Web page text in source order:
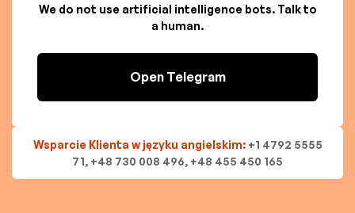
We do not use artificial intelligence bots. Talk to
a human.
Open Telegram
Wsparcie Klienta w języku angielskim: +1 4792 5555
71, +48 730 008 496, +48 455 450 165